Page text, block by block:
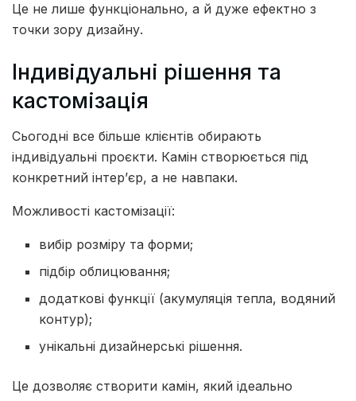
Це не лише функціонально, а й дуже ефектно з
точки зору дизайну.
Індивідуальні рішення та
кастомізація
Сьогодні все більше клієнтів обирають
індивідуальні проєкти. Камін створюється під
конкретний інтер’єр, а не навпаки.
Можливості кастомізації:
вибір розміру та форми;
підбір облицювання;
додаткові функції (акумуляція тепла, водяний
контур);
унікальні дизайнерські рішення.
Це дозволяє створити камін, який ідеально